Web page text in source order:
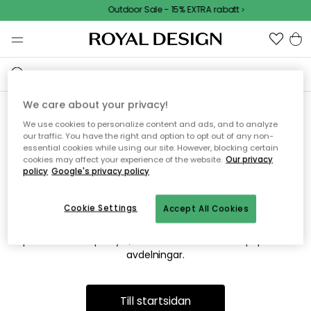
Outdoor Sale - 15% EXTRA rabatt
Vi hittar tyvärr inte sidan du
söker
Detta kan bero på att sidan inte längre finns eller att den har
flyttats. Vi ber om ursäkt för besväret. I menyn ovan kan du
prova att söka på nytt, eller besöka en av våra populära
avdelningar.
Till startsidan
We care about your privacy!
We use cookies to personalize content and ads, and to analyze
our traffic. You have the right and option to opt out of any non-
essential cookies while using our site. However, blocking certain
cookies may affect your experience of the website. Our privacy
policy Google's privacy policy
Accept All Cookies
Cookie Settings